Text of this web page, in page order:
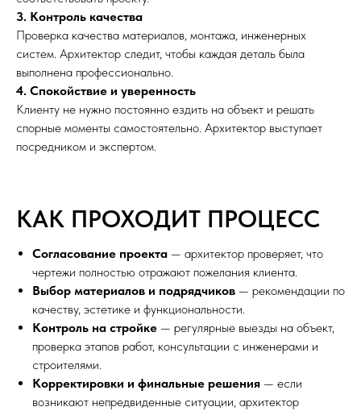
3. Контроль качества
Проверка качества материалов, монтажа, инженерных
систем. Архитектор следит, чтобы каждая деталь была
выполнена профессионально.
4. Спокойствие и уверенность
Клиенту не нужно постоянно ездить на объект и решать
спорные моменты самостоятельно. Архитектор выступает
посредником и экспертом.
КАК ПРОХОДИТ ПРОЦЕСС
Согласование проекта — архитектор проверяет, что
чертежи полностью отражают пожелания клиента.
Выбор материалов и подрядчиков — рекомендации по
качеству, эстетике и функциональности.
Контроль на стройке — регулярные выезды на объект,
проверка этапов работ, консультации с инженерами и
строителями.
Корректировки и финальные решения — если
возникают непредвиденные ситуации, архитектор